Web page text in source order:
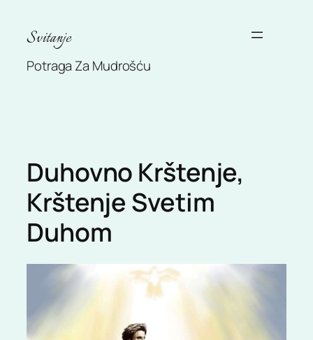
content
Svitanje
Potraga Za Mudrošću
Duhovno Krštenje,
Krštenje Svetim
Duhom